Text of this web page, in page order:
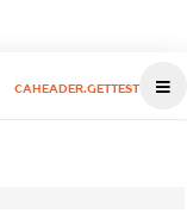
CAHEADER.GETTEST